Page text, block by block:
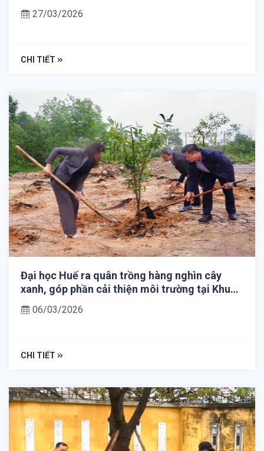
học 2025 - 2026
27/03/2026
CHI TIẾT
Đại học Huế ra quân trồng hàng nghìn cây
xanh, góp phần cải thiện môi trường tại Khu
đô thị Trường Bia
06/03/2026
CHI TIẾT